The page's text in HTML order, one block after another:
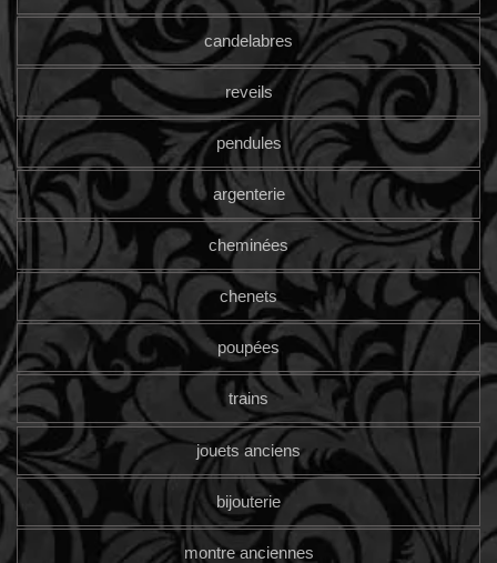
candelabres
reveils
pendules
argenterie
cheminées
chenets
poupées
trains
jouets anciens
bijouterie
montre anciennes